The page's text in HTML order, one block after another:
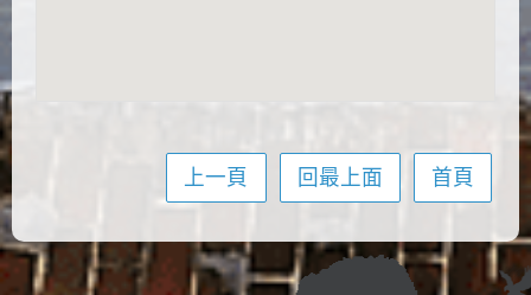
上一頁 回最上面 首頁